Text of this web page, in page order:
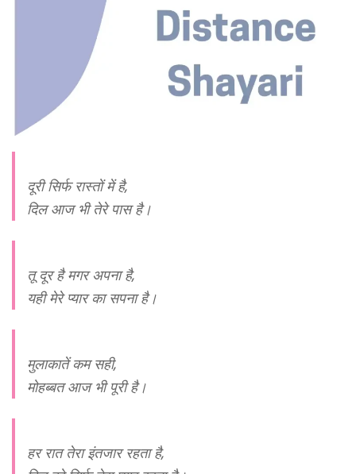
दूरी सिर्फ रास्तों में है,
दिल आज भी तेरे पास है।
तू दूर है मगर अपना है,
यही मेरे प्यार का सपना है।
मुलाकातें कम सही,
मोहब्बत आज भी पूरी है।
हर रात तेरा इंतजार रहता है,